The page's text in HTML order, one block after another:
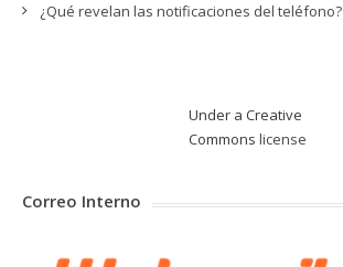
¿Qué revelan las notificaciones del teléfono?
Under a Creative
Commons license
Correo Interno